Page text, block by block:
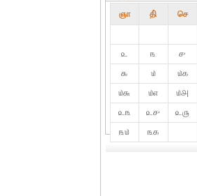
ஞா தி் செ
௨
௩ ௪
௯
௰ ௰௧
௰௬
௰௭ ௰௮
௨௩
௨௪ ௨௫
௩௰
௩௧